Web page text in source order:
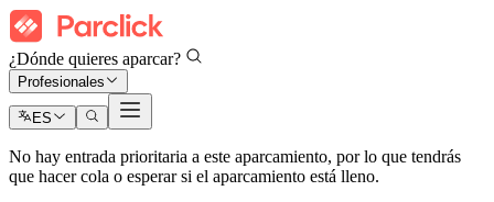
¿Dónde quieres aparcar?
Profesionales
ES
No hay entrada prioritaria a este aparcamiento, por lo que tendrás
que hacer cola o esperar si el aparcamiento está lleno.